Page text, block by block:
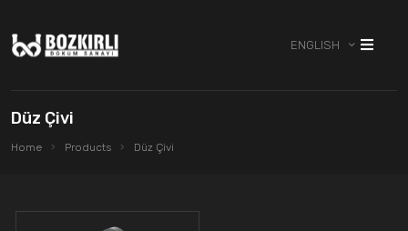
ENGLISH
Düz Çivi
Home Products Düz Çivi